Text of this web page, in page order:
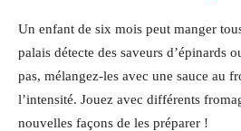
Un enfant de six mois peut manger
palais détecte des saveurs d’épinards
pas, mélangez-les avec une sauce au
l’intensité. Jouez avec différents
nouvelles façons de les préparer !